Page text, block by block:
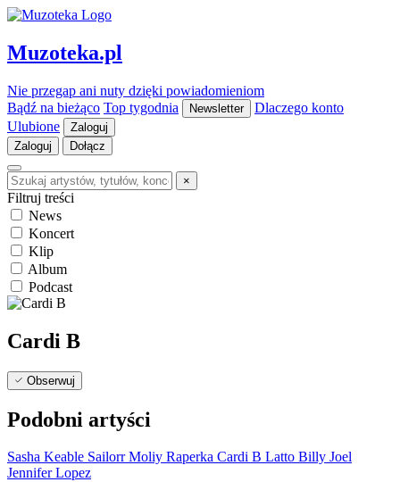
Muzoteka.pl
Nie przegap ani nuty dzięki powiadomieniom
Bądź na bieżąco Top tygodnia Newsletter
Dlaczego konto
Ulubione
Zaloguj
Zaloguj
Dołącz
×
Filtruj treści
News
Koncert
Klip
Album
Podcast
Cardi B
Obserwuj
Podobni artyści
Sasha Keable SailorrMoliy Raperka Cardi B Latto Billy Joel
Jennifer Lopez